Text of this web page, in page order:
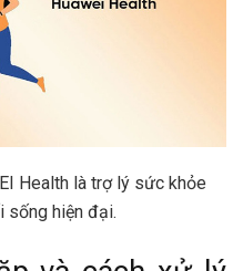
Health là trợ lý sức khỏe
sống hiện đại.